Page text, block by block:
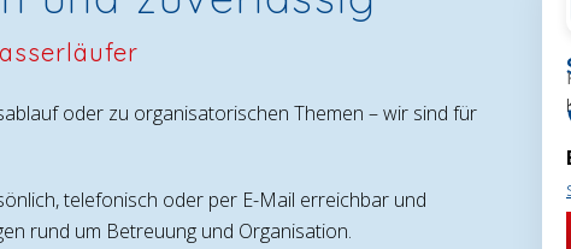
oder zu organisatorischen Themen – wir sind für
telefonisch oder per E-Mail erreichbar und
rund um Betreuung und Organisation.